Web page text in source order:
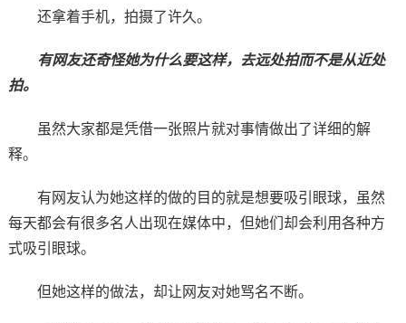
还拿着手机，拍摄了许久。
有网友还奇怪她为什么要这样，去远处拍而不是从近处
拍。
虽然大家都是凭借一张照片就对事情做出了详细的解
释。
有网友认为她这样的做的目的就是想要吸引眼球，虽然
每天都会有很多名人出现在媒体中，但她们却会利用各种方
式吸引眼球。
但她这样的做法，却让网友对她骂名不断。